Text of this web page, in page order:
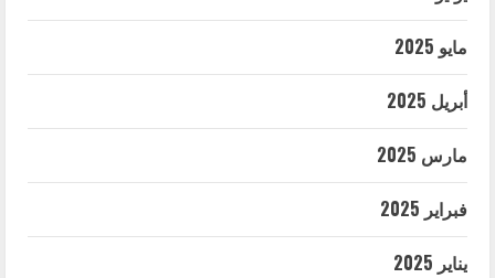
مايو 2025
أبريل 2025
مارس 2025
فبراير 2025
يناير 2025